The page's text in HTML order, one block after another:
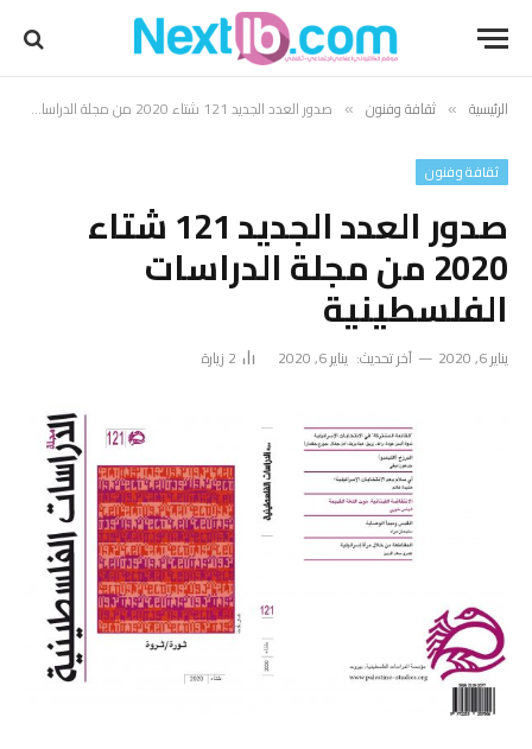
الرئيسية » ثقافة وفنون » صدور العدد الجديد 121 شتاء 2020 من مجلة الدراسات الفلسطينية
ثقافة وفنون
صدور العدد الجديد 121 شتاء
2020 من مجلة الدراسات
الفلسطينية
يناير 6, 2020 آخر تحديث: يناير 6, 2020 2 زيارة